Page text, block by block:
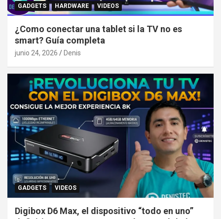
GADGETS HARDWARE VIDEOS
¿Como conectar una tablet si la TV no es
smart? Guía completa
junio 24, 2026 Denis
GADGETS VIDEOS
Digibox D6 Max, el dispositivo “todo en uno”